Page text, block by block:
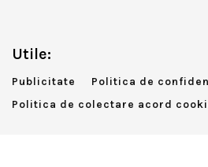
Utile:
Publicitate
Politica de
Politica de colectare acord